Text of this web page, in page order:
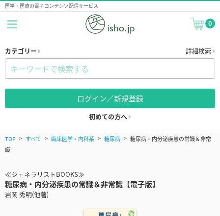
医学・医療の電子コンテンツ配信サービス
0
カテゴリー 詳細検索
ログイン／新規登録
初めての方へ
TOP すべて 臨床医学・内科系 糖尿病
糖尿病・内分泌疾患の常識＆非常
識
≪ジェネラリストBOOKS≫
糖尿病・内分泌疾患の常識＆非常識【電子版】
岩岡 秀明(他著)